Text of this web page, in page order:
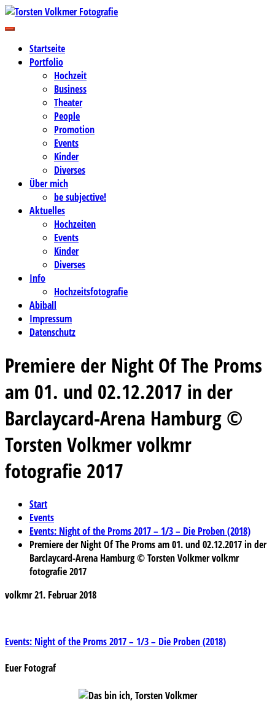
Zum
Inhalt
Torsten Volkmer Fotografie
Business-, Portrait- und Hochzeitsfotografie
Startseite
Portfolio
Hochzeit
Business
Theater
People
Promotion
Events
Kinder
Diverses
Über mich
be subjective!
Aktuelles
Hochzeiten
Events
Kinder
Diverses
Info
Hochzeitsfotografie
Abiball
Impressum
Datenschutz
Premiere der Night Of The Proms
am 01. und 02.12.2017 in der
Barclaycard-Arena Hamburg ©
Torsten Volkmer volkmr
fotografie 2017
Start
Events
Events: Night of the Proms 2017 – 1/3 – Die Proben (2018)
Premiere der Night Of The Proms am 01. und 02.12.2017 in der
Barclaycard-Arena Hamburg © Torsten Volkmer volkmr
fotografie 2017
volkmr21. Februar 2018
Beitragsnavigation
Events: Night of the Proms 2017 – 1/3 – Die Proben (2018)
Euer Fotograf